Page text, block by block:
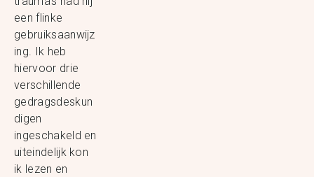
een flinke
gebruiksaanwijz
ing. Ik heb
hiervoor drie
verschillende
gedragsdeskun
digen
ingeschakeld en
uiteindelijk kon
ik lezen en